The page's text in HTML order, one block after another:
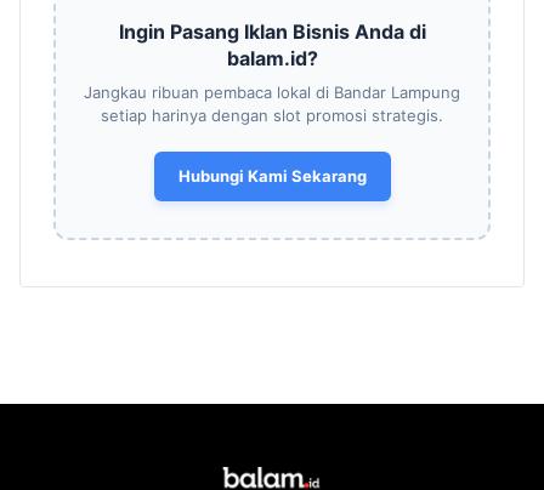
Ingin Pasang Iklan Bisnis Anda di
balam.id?
Jangkau ribuan pembaca lokal di Bandar Lampung
setiap harinya dengan slot promosi strategis.
Hubungi Kami Sekarang